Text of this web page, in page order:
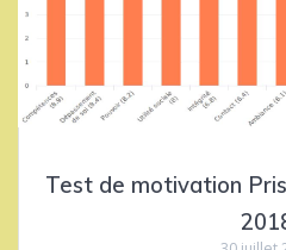
Test de motivation